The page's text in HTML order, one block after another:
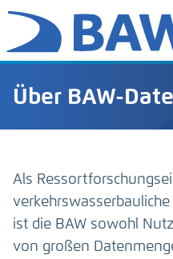
Über BAW-
Als
ist die BAW sowohl
von großen